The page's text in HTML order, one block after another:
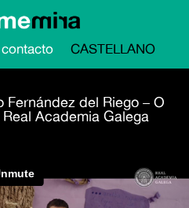
contacto CASTELLANO
Fernández del Riego – O
Academia Galega